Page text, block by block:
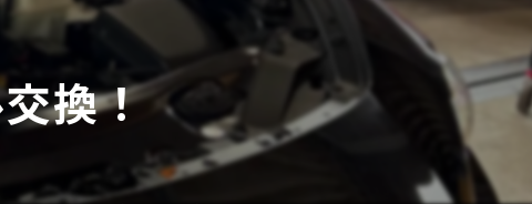
整備
オイル交換
コーティング
換！